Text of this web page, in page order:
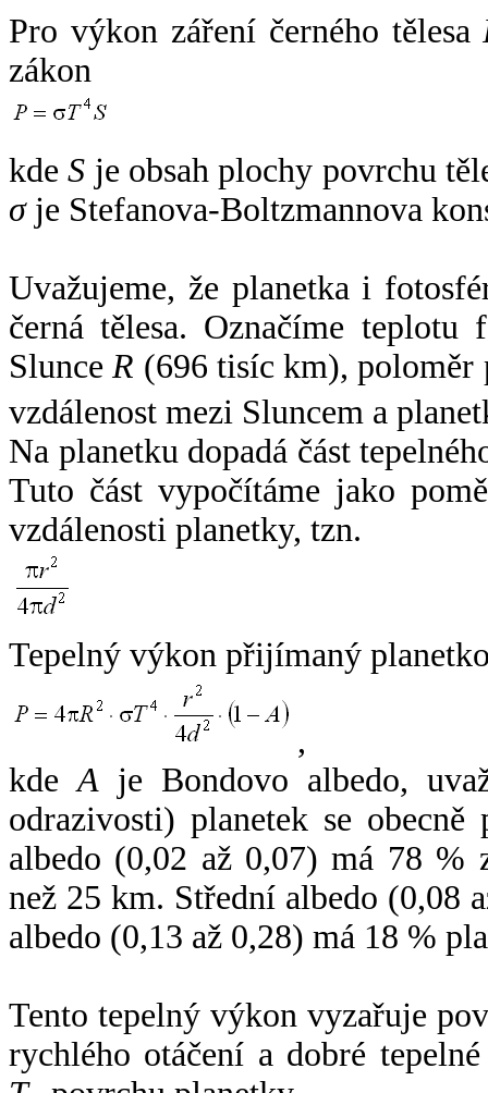
Pro výkon záření černého tělesa
zákon
kdeS je obsah plochy povrchu
σje Stefanova-Boltzmannova
Uvažujeme, že planetka i
černá tělesa. Označíme
SlunceR (696 tisíc km),
vzdálenost mezi Sluncem a
Na planetku dopadá část
Tuto část vypočítáme jako
vzdálenosti planetky, tzn.
Tepelný výkon přijímaný
,
kdeA je Bondovo albedo,
odrazivosti) planetek se
albedo (0,02 až 0,07) má 78 %
než 25 km. Střední albedo (0,08
albedo (0,13 až 0,28) má 18 %
Tento tepelný výkon vyzařuje
rychlého otáčení a dobré